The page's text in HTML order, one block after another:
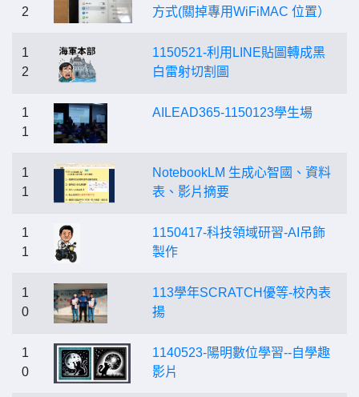
2
方式(關掉專用WiFiMAC 位置）
1
2
1150521-利用LINE貼圖轉成黑
白雷射切割圖
1
1
AILEAD365-1150123學生場
1
1
NotebookLM 生成心智國、資料
表、影片摘要
1
1
1150417-科技領域研習-AI吊飾
製作
1
0
113學年SCRATCH優等-校內表
揚
1
0
1140523-陽明數位學習--自學趣
影片